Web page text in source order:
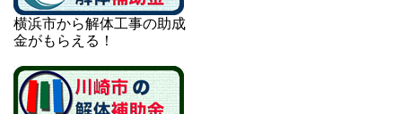
横浜市から解体工事の助成
金がもらえる！